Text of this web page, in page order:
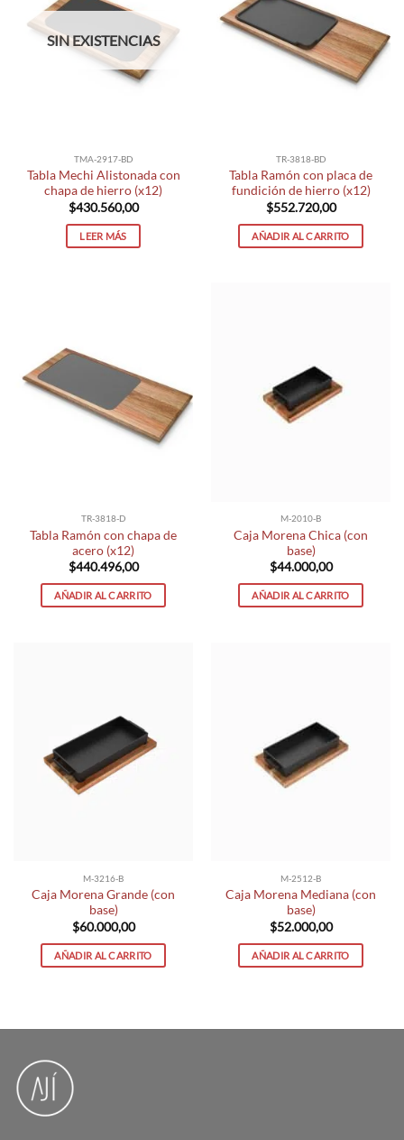
SIN EXISTENCIAS
TMA-2917-BD
Tabla Mechi Alistonada con
chapa de hierro (x12)
$430.560,00
LEER MÁS
TR-3818-BD
Tabla Ramón con placa de
fundición de hierro (x12)
$552.720,00
AÑADIR AL CARRITO
TR-3818-D
Tabla Ramón con chapa de
acero (x12)
$440.496,00
AÑADIR AL CARRITO
M-2010-B
Caja Morena Chica (con
base)
$44.000,00
AÑADIR AL CARRITO
M-3216-B
Caja Morena Grande (con
base)
$60.000,00
AÑADIR AL CARRITO
M-2512-B
Caja Morena Mediana (con
base)
$52.000,00
AÑADIR AL CARRITO